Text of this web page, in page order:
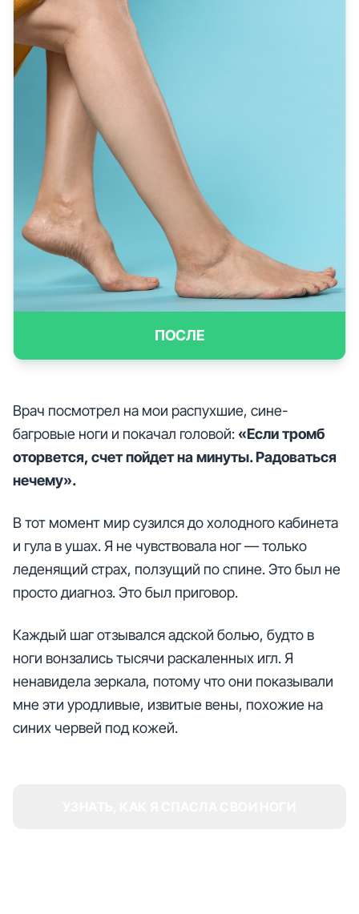
ПОСЛЕ
Врач посмотрел на мои распухшие, сине-
багровые ноги и покачал головой:«Если тромб
оторвется, счет пойдет на минуты. Радоваться
нечему».
В тот момент мир сузился до холодного кабинета
и гула в ушах. Я не чувствовала ног — только
леденящий страх, ползущий по спине. Это был не
просто диагноз. Это был приговор.
Каждый шаг отзывался адской болью, будто в
ноги вонзались тысячи раскаленных игл. Я
ненавидела зеркала, потому что они показывали
мне эти уродливые, извитые вены, похожие на
синих червей под кожей.